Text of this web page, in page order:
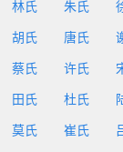
林氏 朱氏
胡氏 唐氏
蔡氏 许氏
田氏 杜氏
莫氏 崔氏